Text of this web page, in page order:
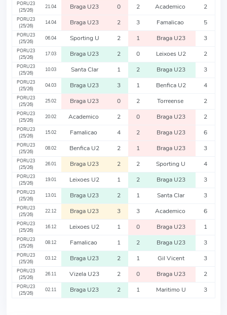
PORU23
(25/26)
21.04 Braga U23 0 2 Academico 2
PORU23
(25/26)
14.04 Braga U23 2 3 Famalicao 5
PORU23
(25/26)
06.04 Sporting U 2 1 Braga U23 3
PORU23
(25/26)
17.03 Braga U23 2 0 Leixoes U2 2
PORU23
(25/26)
10.03 Santa Clar 1 2 Braga U23 3
PORU23
(25/26)
04.03 Braga U23 3 1 Benfica U2 4
PORU23
(25/26)
25.02 Braga U23 0 2 Torreense 2
PORU23
(25/26)
20.02 Academico 2 0 Braga U23 2
PORU23
(25/26)
15.02 Famalicao 4 2 Braga U23 6
PORU23
(25/26)
08.02 Benfica U2 2 1 Braga U23 3
PORU23
(25/26)
26.01 Braga U23 2 2 Sporting U 4
PORU23
(25/26)
19.01 Leixoes U2 1 2 Braga U23 3
PORU23
(25/26)
13.01 Braga U23 2 1 Santa Clar 3
PORU23
(25/26)
22.12 Braga U23 3 3 Academico 6
PORU23
(25/26)
16.12 Leixoes U2 1 0 Braga U23 1
PORU23
(25/26)
08.12 Famalicao 1 2 Braga U23 3
PORU23
(25/26)
03.12 Braga U23 2 1 Gil Vicent 3
PORU23
(25/26)
26.11 Vizela U23 2 0 Braga U23 2
PORU23
(25/26)
02.11 Braga U23 2 1 Maritimo U 3